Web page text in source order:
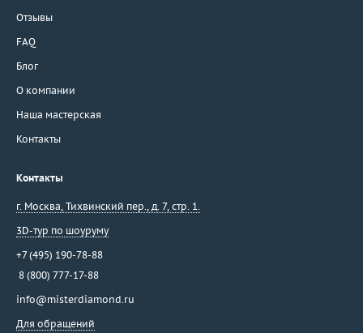
Отзывы
FAQ
Блог
О компании
Наша мастерская
Контакты
Контакты
г. Москва, Тихвинский пер., д. 7, стр. 1.
3D-тур по шоуруму
+7 (495) 190-78-88
8 (800) 777-17-88
info@misterdiamond.ru
Для обращений